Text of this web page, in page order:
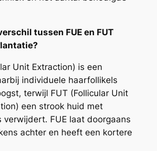
tussen FUE en FUT
Unit Extraction) is een
individuele haarfollikels
terwijl FUT (Follicular Unit
een strook huid met
verwijdert. FUE laat doorgaans
achter en heeft een kortere